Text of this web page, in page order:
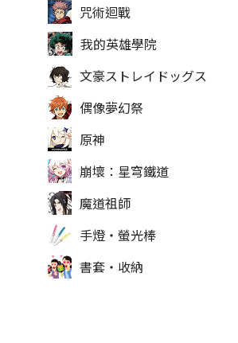
咒術迴戰
我的英雄學院
文豪ストレイドッグス
偶像夢幻祭
原神
崩壞：星穹鐵道
魔道祖師
手燈‧螢光棒
書套‧收納